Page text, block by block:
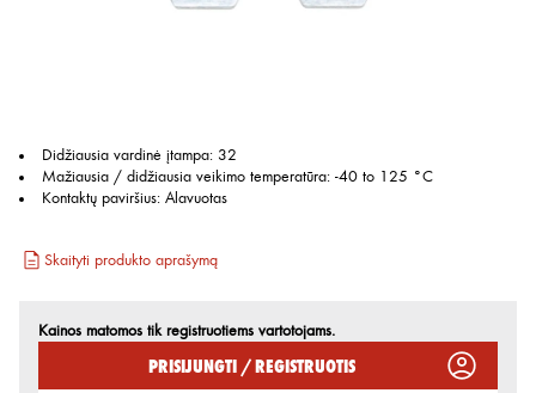
Didžiausia vardinė įtampa: 32
Mažiausia / didžiausia veikimo temperatūra: -40 to 125 °C
Kontaktų paviršius: Alavuotas
Skaityti produkto aprašymą
Kainos matomos tik registruotiems vartotojams.
Prisijungti / Registruotis